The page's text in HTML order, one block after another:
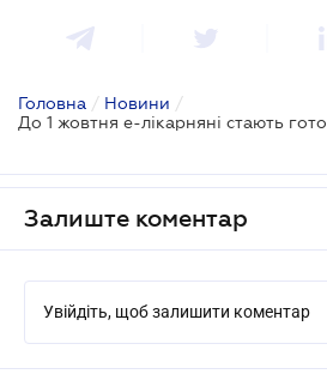
Головна / Новини /
Залиште коментар
Увійдіть, щоб залишити коментар